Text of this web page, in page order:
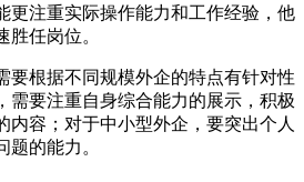
更注重实际操作能力和工作经验，他
任岗位。
要根据不同规模外企的特点有针对性
需要注重自身综合能力的展示，积极
内容；对于中小型外企，要突出个人
题的能力。